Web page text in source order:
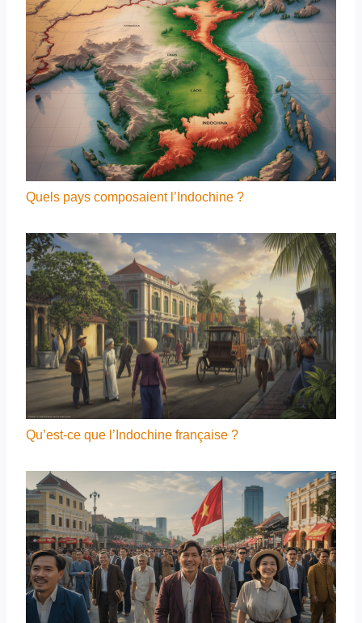
Quels pays composaient l’Indochine ?
Qu’est-ce que l’Indochine française ?